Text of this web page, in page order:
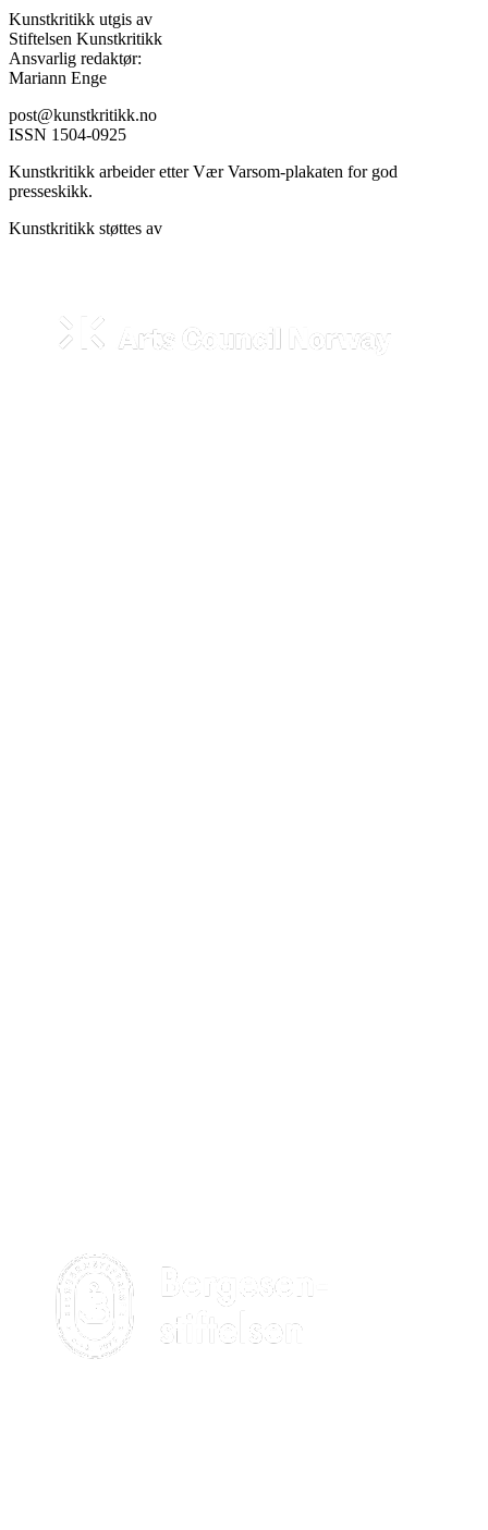
Kunstkritikk utgis av
Stiftelsen Kunstkritikk
Ansvarlig redaktør:
Mariann Enge
post@kunstkritikk.no
ISSN 1504-0925
Kunstkritikk arbeider etter Vær Varsom-plakaten for god
presseskikk.
Kunstkritikk støttes av